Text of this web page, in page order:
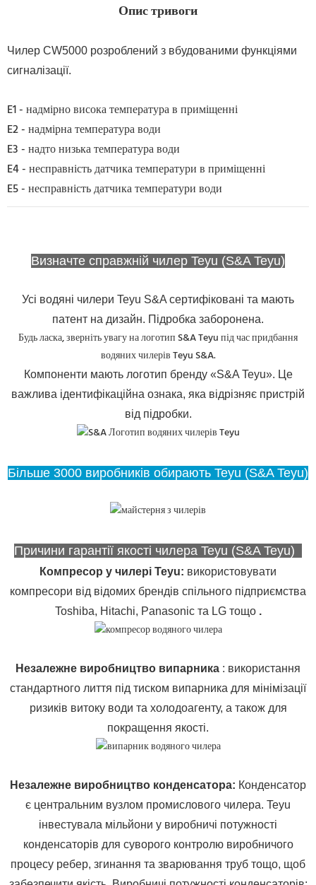
Опис тривоги
Чилер CW5000 розроблений з вбудованими функціями
сигналізації.
E1 - надмірно висока температура в приміщенні
E2 - надмірна температура води
E3 - надто низька температура води
E4 - несправність датчика температури в приміщенні
E5 - несправність датчика температури води
Визначте справжній чилер Teyu (S&A Teyu)
Усі водяні чилери Teyu S&A сертифіковані та мають
патент на дизайн. Підробка заборонена.
Будь ласка, зверніть увагу на логотип S&A Teyu під час придбання
водяних чилерів Teyu S&A.
Компоненти мають логотип бренду «S&A Teyu». Це
важлива ідентифікаційна ознака, яка відрізняє пристрій
від підробки.
Більше 3000 виробників обирають Teyu (S&A Teyu)
Причини гарантії якості чилера Teyu (S&A Teyu)
Компресор у чилері Teyu: використовувати
компресори від відомих брендів спільного підприємства
Toshiba, Hitachi, Panasonic та LG тощо .
Незалежне виробництво випарника : використання
стандартного лиття під тиском випарника для мінімізації
ризиків витоку води та холодоагенту, а також для
покращення якості.
Незалежне виробництво конденсатора: Конденсатор
є центральним вузлом промислового чилера. Teyu
інвестувала мільйони у виробничі потужності
конденсаторів для суворого контролю виробничого
процесу ребер, згинання та зварювання труб тощо, щоб